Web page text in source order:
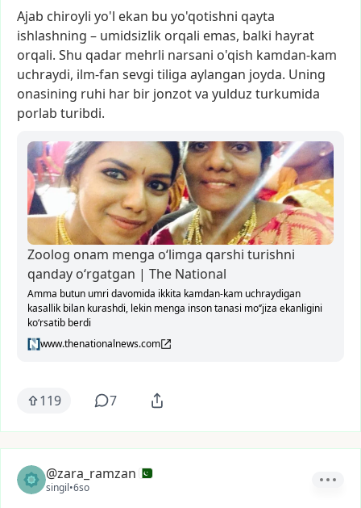
Ajab chiroyli yo'l ekan bu yo'qotishni qayta
ishlashning – umidsizlik orqali emas, balki hayrat
orqali. Shu qadar mehrli narsani o'qish kamdan-kam
uchraydi, ilm-fan sevgi tiliga aylangan joyda. Uning
onasining ruhi har bir jonzotva yulduz turkumida
porlab turibdi.
Zoolog onam menga o‘limga qarshi turishni
qanday o‘rgatgan | The National
Amma butun umri davomida ikkita kamdan-kam uchraydigan
kasallik bilan kurashdi, lekin menga inson tanasi mo‘’jiza ekanligini
ko‘rsatib berdi
www.thenationalnews.com
119 7
@zara_ramzan
singil•6so